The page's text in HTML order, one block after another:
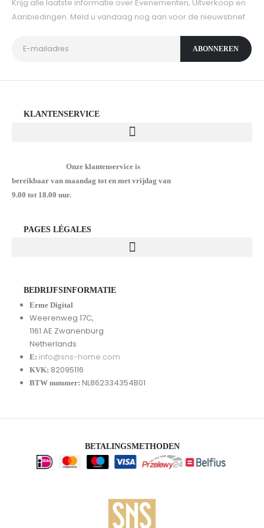
Krijg alle laatste informatie over Evenementen, Uitverkoop en
Aanbiedingen. Meld u vandaag nog aan voor de nieuwsbrief.
KLANTENSERVICE
Onze klantenservice is
bereikbaar van maandag tot en met vrijdag van
9.00 tot 18.00 uur.
PAGES LÉGALES
BEDRIJFSINFORMATIE
Erme Digital
Weerenweg 17C,
1161 AE Zwanenburg
Netherlands
E: info@sns-home.com
KVK: 82095116
BTW nummer: NL862334354B01
BETALINGSMETHODEN